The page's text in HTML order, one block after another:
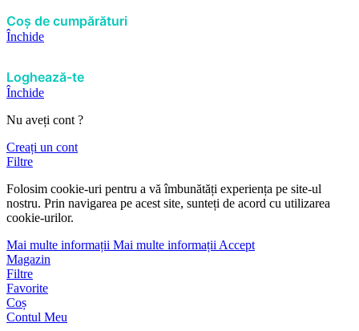
Coș de cumpărături
Închide
Loghează-te
Închide
Nu aveți cont ?
Creați un cont
Filtre
Folosim cookie-uri pentru a vă îmbunătăți experiența pe site-ul
nostru. Prin navigarea pe acest site, sunteți de acord cu utilizarea
cookie-urilor.
Mai multe informații Mai multe informații Accept
Magazin
Filtre
Favorite
Coș
Contul Meu